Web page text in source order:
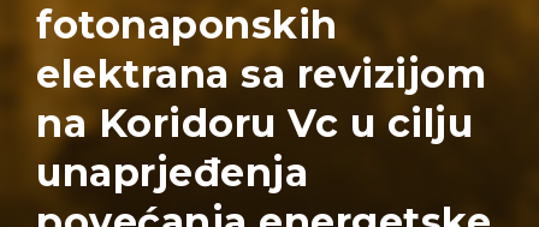
fotonaponskih
elektrana sa revizijom
na Koridoru Vc u cilju
unaprjeđenja